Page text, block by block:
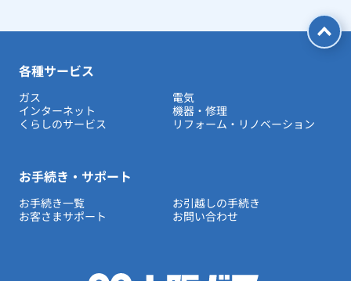
各種サービス
ガス
電気
インターネット
機器・修理
くらしのサービス
リフォーム・リノベーション
お手続き・サポート
お手続き一覧
お引越しの手続き
お客さまサポート
お問い合わせ